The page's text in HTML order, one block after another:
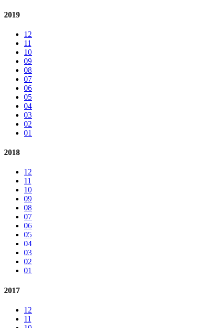
2019
12
11
10
09
08
07
06
05
04
03
02
01
2018
12
11
10
09
08
07
06
05
04
03
02
01
2017
12
11